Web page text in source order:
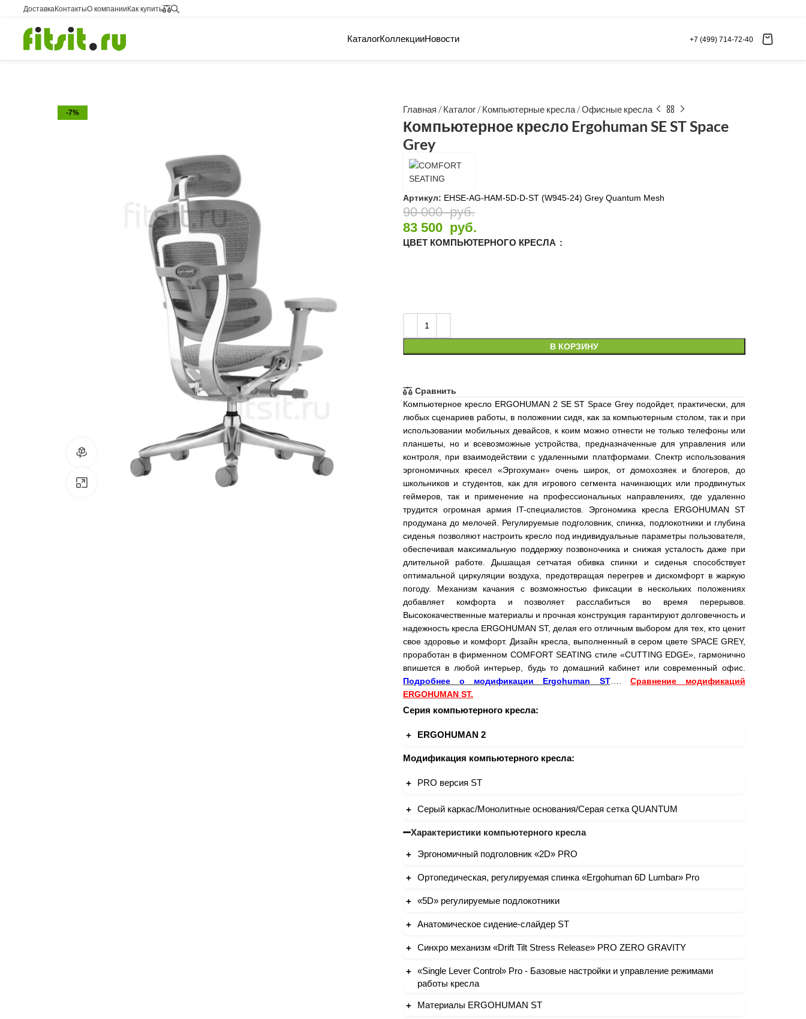
ДоставкаКонтактыО компании Как купить
КаталогКоллекцииНовости +7 (499) 714-72-40
-7%
Посмотреть в 360º
Главная /Каталог/Компьютерные кресла/Офисные кресла
Компьютерное кресло Ergohuman SE ST Space
Grey
Артикул: EHSE-AG-HAM-5D-D-ST (W945-24) Grey Quantum Mesh
90 000руб.
83 500 руб.
ЦВЕТ КОМПЬЮТЕРНОГО КРЕСЛА
В КОРЗИНУ
Сравнить
Компьютерное кресло ERGOHUMAN 2 SE ST Space Grey подойдет, практически, для
любых сценариев работы, в положении сидя, как за компьютерным столом, так и при
использовании мобильных девайсов, к коим можно отнести не только телефоны или
планшеты, но и всевозможные устройства, предназначенные для управления или
контроля, при взаимодействии с удаленными платформами. Спектр использования
эргономичных кресел «Эргохуман» очень широк, от домохозяек и блогеров, до
школьников и студентов, как для игрового сегмента начинающих или продвинутых
геймеров, так и применение на профессиональных направлениях, где удаленно
трудится огромная армия IT-специалистов. Эргономика кресла ERGOHUMAN ST
продумана до мелочей. Регулируемые подголовник, спинка, подлокотники и глубина
сиденья позволяют настроить кресло под индивидуальные параметры пользователя,
обеспечивая максимальную поддержку позвоночника и снижая усталость даже при
длительной работе. Дышащая сетчатая обивка спинки и сиденья способствует
оптимальной циркуляции воздуха, предотвращая перегрев и дискомфорт в жаркую
погоду. Механизм качания с возможностью фиксации в нескольких положениях
добавляет комфорта и позволяет расслабиться во время перерывов.
Высококачественные материалы и прочная конструкция гарантируют долговечность и
надежность кресла ERGOHUMAN ST, делая его отличным выбором для тех, кто ценит
свое здоровье и комфорт. Дизайн кресла, выполненный в сером цвете SPACE GREY,
проработан в фирменном COMFORT SEATING стиле «CUTTING EDGE», гармонично
впишется в любой интерьер, будь то домашний кабинет или современный офис.
Подробнее о модификации Ergohuman ST…. Сравнение модификаций
ERGOHUMAN ST.
Серия компьютерного кресла:
ERGOHUMAN 2
Модификация компьютерного кресла:
PRO версия ST
Серый каркас/Монолитные основания/Серая сетка QUANTUM
Характеристики компьютерного кресла
Эргономичный подголовник «2D» PRO
Ортопедическая, регулируемая спинка «Ergohuman 6D Lumbar» Pro
«5D» регулируемые подлокотники
Анатомическое сидение-слайдер ST
Синхро механизм «Drift Tilt Stress Release» PRO ZERO GRAVITY
«Single Lever Control» Pro - Базовые настройки и управление режимами
работы кресла
Материалы ERGOHUMAN ST